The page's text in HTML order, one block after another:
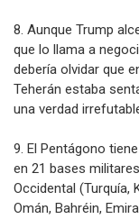
8. Aunque Trump
que lo llama a
debería olvidar que
Teherán estaba
una verdad
9. El Pentágono
en 21 bases
Occidental (Turquía,
Omán, Bahréin,